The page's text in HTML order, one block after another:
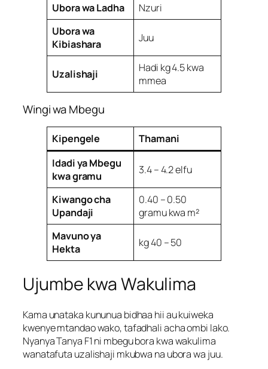
Ubora wa Ladha
Nzuri
Ubora wa
Kibiashara
Juu
Uzalishaji
Hadi kg 4.5 kwa
mmea
Wingi wa Mbegu
Kipengele
Thamani
Idadi ya Mbegu
kwa gramu
3.4 – 4.2 elfu
Kiwango cha
Upandaji
0.40 – 0.50
gramu kwa m²
Mavuno ya
Hekta
kg 40 – 50
Ujumbe kwa Wakulima
Kama unataka kununua bidhaa hii au kuiweka
kwenye mtandao wako, tafadhali acha ombi lako.
Nyanya Tanya F1 ni mbegu bora kwa wakulima
wanatafuta uzalishaji mkubwa na ubora wa juu.